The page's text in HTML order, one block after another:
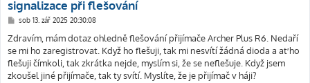
signalizace při flešování
P
í
s
p
ě
v
e
sob 13. zář 2025 20:30:08
Zdravím, mám dotaz ohledně flešování přijímače Archer Plus R6. Nedaří
se mi ho zaregistrovat. Když ho flešuji, tak mi nesvítí žádná dioda a ať ho
flešuji čímkoli, tak zkrátka nejde, myslím si, že se neflešuje. Když jsem
zkoušel jiné přijímače, tak ty svítí. Myslíte, že je přijímač v háji?